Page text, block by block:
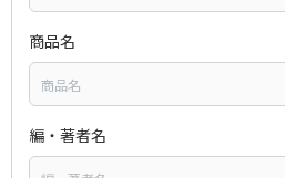
商品名
編・著者名